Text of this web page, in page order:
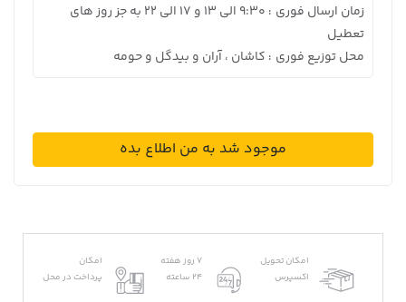
زمان ارسال فوری :
9:30 الی 13 و 17 الی 22 به جز روز های
تعطیل
محل توزیع فوری : کاشان ، آران و بیدگل و حومه
موجود شد به من اطلاع بده
امکان تحویل
اکسپرس
7 روز هفته
24 ساعته
امکان
پرداخت در محل